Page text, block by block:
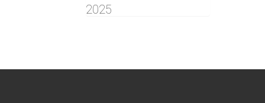
2025